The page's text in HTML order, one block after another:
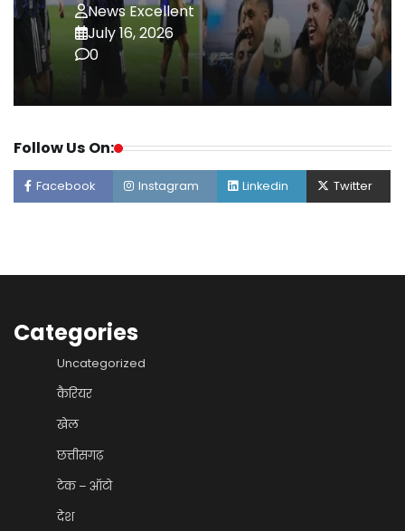
News Excellent
July 16, 2026
0
Follow Us On:
Facebook Instagram Linkedin Twitter
Categories
Uncategorized
कैरियर
खेल
छत्तीसगढ़
टेक – ऑटो
देश